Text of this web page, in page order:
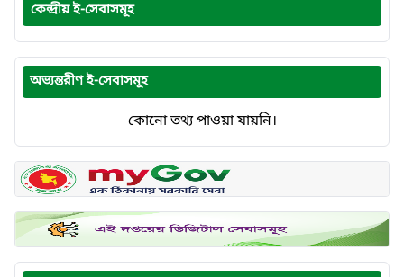
কেন্দ্রীয় ই-সেবাসমূহ
অভ্যন্তরীণ ই-সেবাসমূহ
কোনো তথ্য পাওয়া যায়নি।